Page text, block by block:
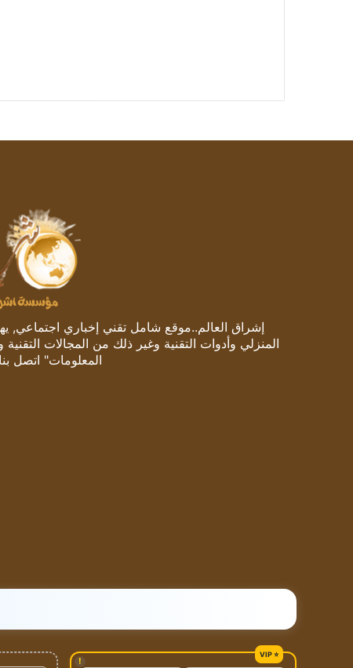
إشراق العالم..موقع شامل تقني إخباري اجتماعي,
المنزلي وأدوات التقنية وغير ذلك من المجالات
المعلومات" اتصل
!